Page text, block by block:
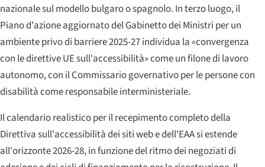
nazionale sul modello bulgaro o spagnolo. In terzo luogo, il
Piano d'azione aggiornato del Gabinetto dei Ministri per un
ambiente privo di barriere 2025-27 individua la «convergenza
con le direttive UE sull'accessibilità» come un filone di lavoro
autonomo, con il Commissario governativo per le persone con
disabilità come responsabile interministeriale.
Il calendario realistico per il recepimento completo della
Direttiva sull'accessibilità dei siti web e dell'EAA si estende
all'orizzonte 2026-28, in funzione del ritmo dei negoziati di